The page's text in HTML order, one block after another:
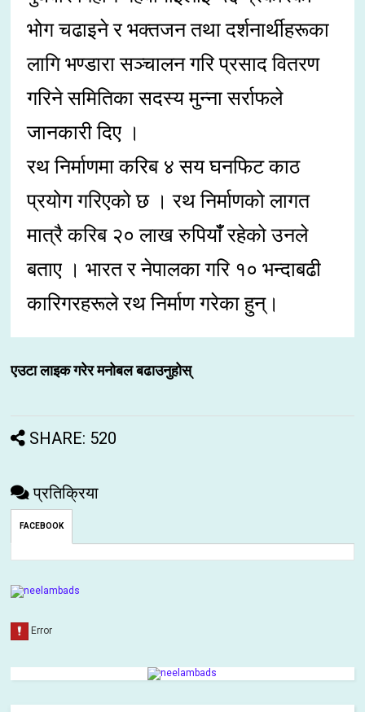
भोग चढाइने र भक्तजन तथा दर्शनार्थीहरूका
लागि भण्डारा सञ्चालन गरि प्रसाद वितरण
गरिने समितिका सदस्य मुन्ना सर्राफले
जानकारी दिए ।
रथ निर्माणमा करिब ४ सय घनफिट काठ
प्रयोग गरिएको छ । रथ निर्माणको लागत
मात्रै करिब २० लाख रुपियाँँ रहेको उनले
बताए । भारत र नेपालका गरि १० भन्दाबढी
कारिगरहरूले रथ निर्माण गरेका हुन्।
एउटा लाइक गरेर मनोबल बढाउनुहोस्
SHARE: 520
प्रतिक्रिया
FACEBOOK